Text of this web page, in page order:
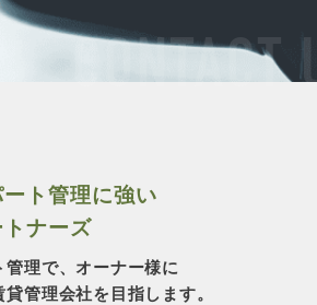
CONTACT
ト管理に強い
ナーズ
理で、オーナー様に
管理会社を目指します。